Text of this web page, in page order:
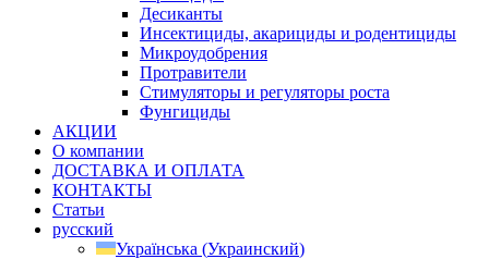
Десиканты
Инсектициды, акарициды и родентициды
Микроудобрения
Протравители
Стимуляторы и регуляторы роста
Фунгициды
АКЦИИ
О компании
ДОСТАВКА И ОПЛАТА
КОНТАКТЫ
Статьи
русский
Українська (Украинский)